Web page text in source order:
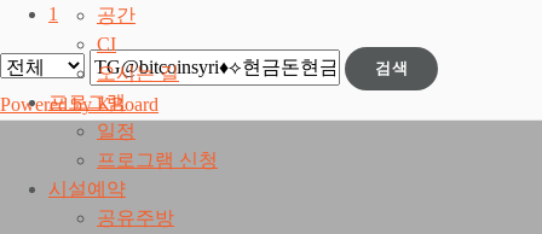
공간
CI
오시는 길
프로그램
일정
프로그램 신청
시설예약
공유주방
1
검색
Powered by KBoard